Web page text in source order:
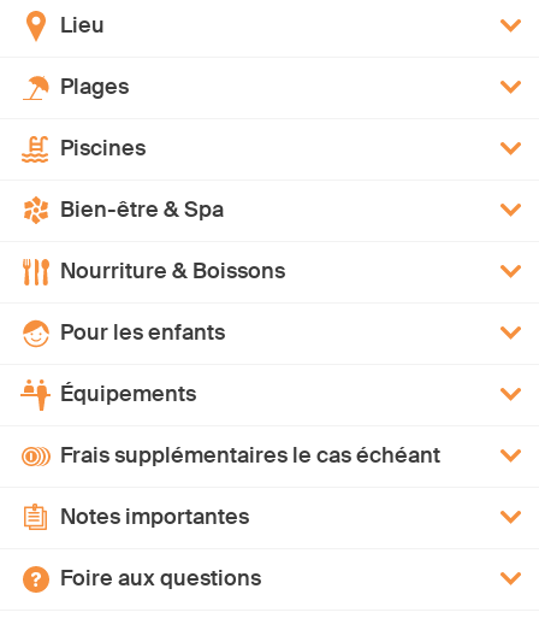
Lieu
Plages
Piscines
Bien-être & Spa
Nourriture & Boissons
Pour les enfants
Équipements
Frais supplémentaires le cas échéant
Notes importantes
Foire aux questions